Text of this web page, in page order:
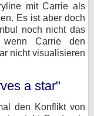
mit Carrie als
Es ist aber doch
noch nicht das
Carrie den
nicht visualisieren
a star"
den Konflikt von